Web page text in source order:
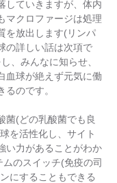
していきますが、体内
マクロファージは処理
を放出します(リンパ
の詳しい話は次項で
、みんなに知らせ、
血球が絶えず元気に働
のです。
菌(どの乳酸菌でも良
を活性化し、サイト
い力があることがわか
のスイッチ(免疫の司
にすることもできる